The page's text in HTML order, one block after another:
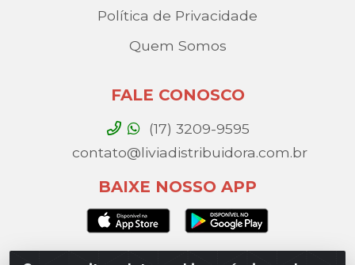
Política de Privacidade
Quem Somos
FALE CONOSCO
(17) 3209-9595
contato@liviadistribuidora.com.br
BAIXE NOSSO APP